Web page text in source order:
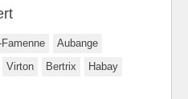
Aubange
Virton Bertrix
Habay